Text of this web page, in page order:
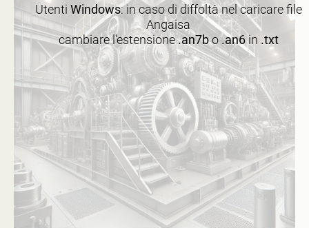
Utenti Windows: in caso di diffoltà nel caricare file
Angaisa
cambiare l'estensione.an7bo.an6in .txt